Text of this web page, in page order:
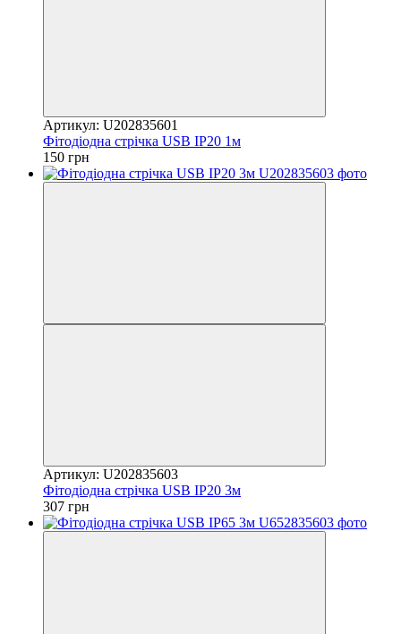
Артикул: U202835601
Фітодіодна стрічка USB IP20 1м
150 грн
Артикул: U202835603
Фітодіодна стрічка USB IP20 3м
307 грн